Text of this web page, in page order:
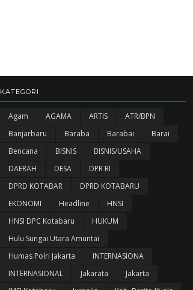
KATEGORI
Agam AGAMA ARTIS
ATR/BPN
Banjarbaru
Baraba Barabai
Barai
Bencana
BISNIS
BISNIS/USAHA
DAERAH
DESA
DPR RI
DPRD KOTABAR
DPRD KOTABARU
EKONOMI
Headline
HNSI
HNSI DPC Kotabaru
HUKUM
Hulu Sungai Utara Amuntai
Humas Polri Jakarta
INTERNASIONA
INTERNASIONAL
Jakarata
Jakarta